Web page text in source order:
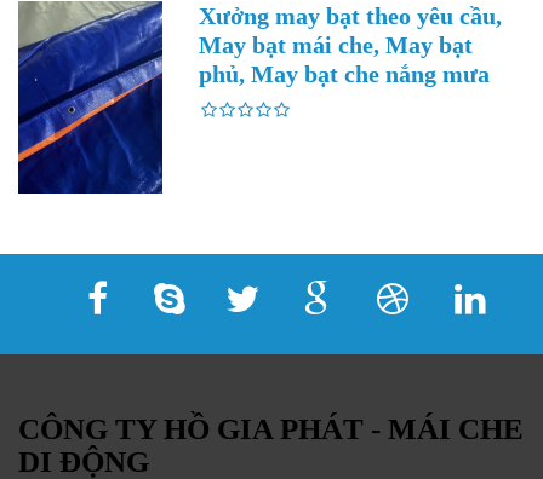
Xưởng may bạt theo yêu cầu,
May bạt mái che, May bạt
phủ, May bạt che nắng mưa
CÔNG TY HỒ GIA PHÁT - MÁI CHE
DI ĐỘNG